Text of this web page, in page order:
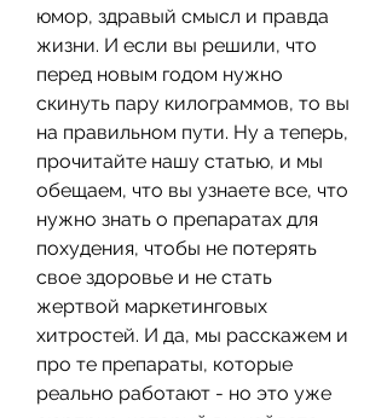
юмор, здравый смысл и правда
жизни. И если вы решили, что
перед новым годом нужно
скинуть пару килограммов, то вы
на правильном пути. Ну а теперь,
прочитайте нашу статью, и мы
обещаем, что вы узнаете все, что
нужно знать о препаратах для
похудения, чтобы не потерять
свое здоровье и не стать
жертвой маркетинговых
хитростей. И да, мы расскажем и
про те препараты, которые
реально работают - но это уже